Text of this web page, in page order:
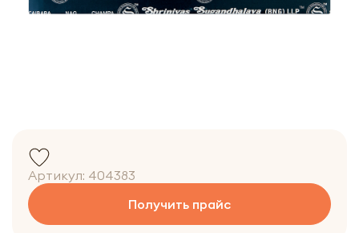
Артикул: 404383
Получить прайс